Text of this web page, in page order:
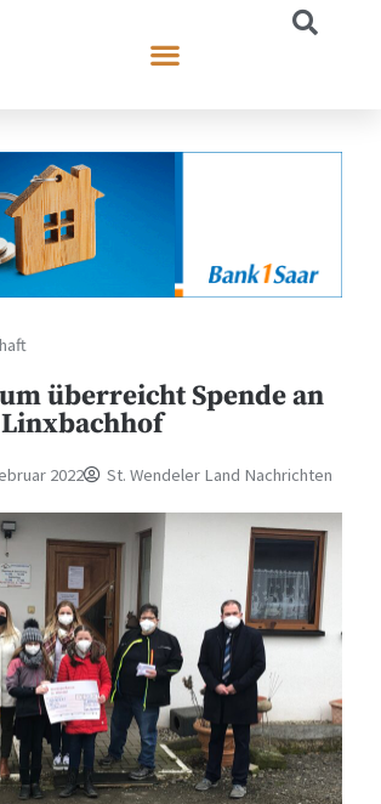
überreicht Spende an
2022 St. Wendeler Land Nachrichten